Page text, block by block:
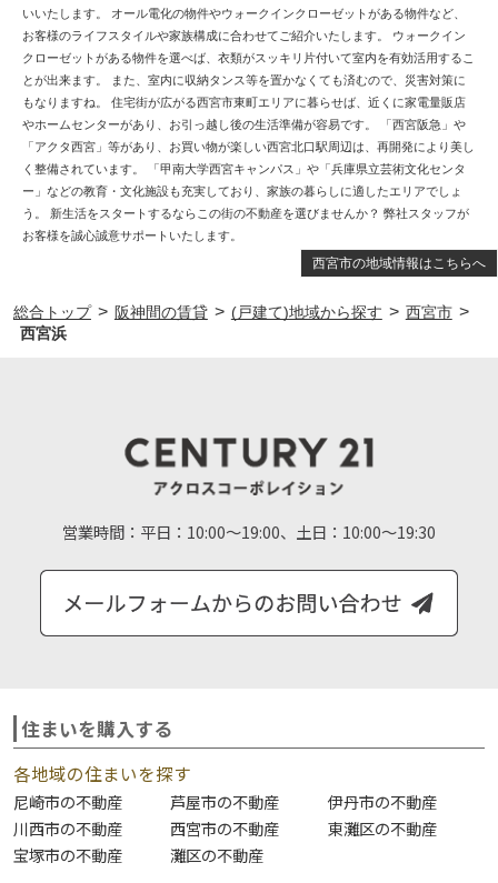
西宮市の地域情報はこちらへ
いいたします。 オール電化の物件やウォークインクローゼットがある物件など、
お客様のライフスタイルや家族構成に合わせてご紹介いたします。 ウォークイン
クローゼットがある物件を選べば、衣類がスッキリ片付いて室内を有効活用するこ
とが出来ます。 また、室内に収納タンス等を置かなくても済むので、災害対策に
もなりますね。 住宅街が広がる西宮市東町エリアに暮らせば、近くに家電量販店
やホームセンターがあり、お引っ越し後の生活準備が容易です。 「西宮阪急」や
「アクタ西宮」等があり、お買い物が楽しい西宮北口駅周辺は、再開発により美し
く整備されています。 「甲南大学西宮キャンパス」や「兵庫県立芸術文化センタ
ー」などの教育・文化施設も充実しており、家族の暮らしに適したエリアでしょ
う。 新生活をスタートするならこの街の不動産を選びませんか？ 弊社スタッフが
お客様を誠心誠意サポートいたします。
総合トップ > 阪神間の賃貸 > (戸建て)地域から探す > 西宮市 >
西宮浜
営業時間： 平日：10:00～19:00、土日：10:00～19:30
住まいを購入する
各地域の住まいを探す
尼崎市の不動産 芦屋市の不動産
伊丹市の不動産
川西市の不動産
西宮市の不動産
東灘区の不動産
宝塚市の不動産
灘区の不動産